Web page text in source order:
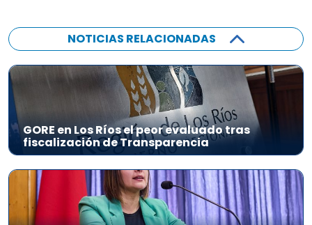
NOTICIAS RELACIONADAS
GORE en Los Ríos el peor evaluado tras
fiscalización de Transparencia